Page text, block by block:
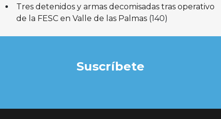
Tres detenidos y armas decomisadas tras operativo
de la FESC en Valle de las Palmas (140)
Suscríbete